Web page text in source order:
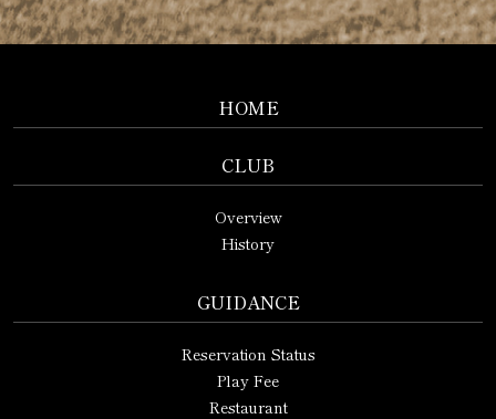
HOME
CLUB
Overview
History
GUIDANCE
Reservation Status
Play Fee
Restaurant